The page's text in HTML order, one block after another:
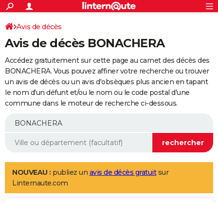
ACTUALITÉS
Politique
Société
Faits Divers
Education
Monde
Villes
+
SPORT
Coupe du monde 2026
Football
Tennis
Cyclisme
Rugby
Forum
Programme TV
TNT
Streaming
Cinéma
Sorties cinéma
Musique
+
FINANCE
Impôts
Immobilier
Risques naturels par ville
Banque
Assurance
Crédit
AUTO
Essais
Réserver un essai
Citadines
Berlines
SUV
Forum auto
+
Mobiles
Meilleur smartphone
Internet
Ordinateurs
Jeux vidéo
Guide high-tech
Aménagement intérieur
LIFESTYLE
Art de vivre
Bien-être
Loisirs
Mode
Modes de vie
Avis de décès
Avis de décès BONACHERA
Accédez gratuitement sur cette page au carnet des décès des
BONACHERA. Vous pouvez affiner votre recherche ou trouver
un avis de décès ou un avis d'obsèques plus ancien en tapant
le nom d'un défunt et/ou le nom ou le code postal d'une
commune dans le moteur de recherche ci-dessous.
NOUVEAU : publiez un avis de décès gratuitsur
Linternaute.com